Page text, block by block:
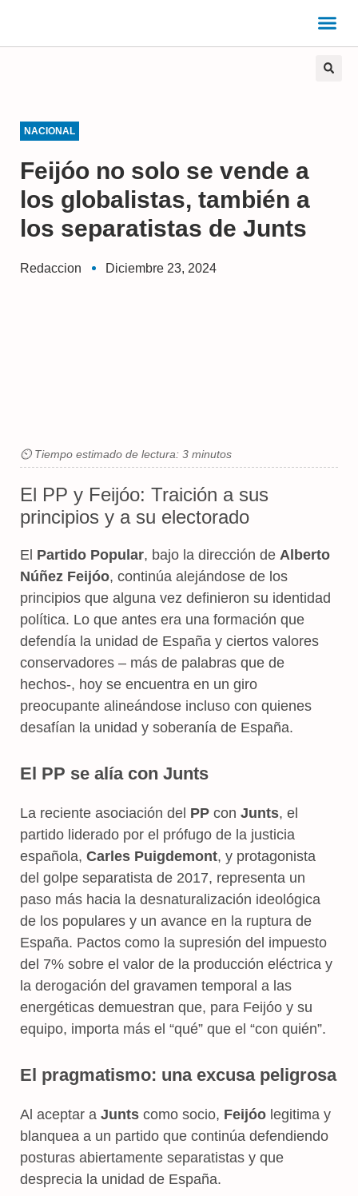
NACIONAL
Feijóo no solo se vende a
los globalistas, también a
los separatistas de Junts
Redaccion Diciembre 23, 2024
⏲ Tiempo estimado de lectura: 3 minutos
El PP y Feijóo: Traición a sus
principios y a su electorado
El Partido Popular, bajo la dirección de Alberto
Núñez Feijóo, continúa alejándose de los
principios que alguna vez definieron su identidad
política. Lo que antes era una formación que
defendía la unidad de España y ciertos valores
conservadores – más de palabras que de
hechos-, hoy se encuentra en un giro
preocupante alineándose incluso con quienes
desafían la unidad y soberanía de España.
El PP se alía con Junts
La reciente asociación del PP con Junts, el
partido liderado por el prófugo de la justicia
española, Carles Puigdemont, y protagonista
del golpe separatista de 2017, representa un
paso más hacia la desnaturalización ideológica
de los populares y un avance en la ruptura de
España. Pactos como la supresión del impuesto
del 7% sobre el valor de la producción eléctrica y
la derogación del gravamen temporal a las
energéticas demuestran que, para Feijóo y su
equipo, importa más el “qué” que el “con quién”.
El pragmatismo: una excusa peligrosa
Al aceptar a Junts como socio, Feijóo legitima y
blanquea a un partido que continúa defendiendo
posturas abiertamente separatistas y que
desprecia la unidad de España.